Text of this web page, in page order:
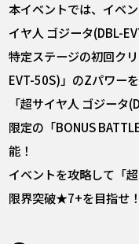
本イベントでは、イベ
イヤ人 ゴジータ(DBL-
特定ステージの初回ク
EVT-50S)」のZパワー
「超サイヤ人 ゴジー
限定の「BONUS
能！
イベントを攻略して「
限界突破★7+を目指せ！